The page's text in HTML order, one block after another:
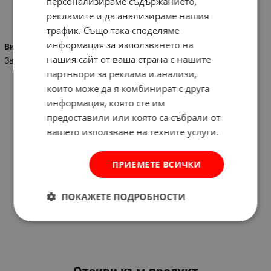
Характеристики
Вид на ключа
Звездогаечен
рекламите и да анализираме нашия
трафик. Също така споделяме
информация за използването на
нашия сайт от ваша страна с нашите
партньори за реклама и анализи,
които може да я комбинират с друга
информация, която сте им
предоставили или която са събрали от
вашето използване на техните услуги.
ПРИЕМЕТЕ ВСИЧКИ
ПОКАЖЕТЕ ПОДРОБНОСТИ